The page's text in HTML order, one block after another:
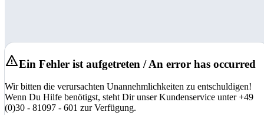
Ein Fehler ist aufgetreten / An error has occurred
Wir bitten die verursachten Unannehmlichkeiten zu entschuldigen!
Wenn Du Hilfe benötigst, steht Dir unser Kundenservice unter +49
(0)30 - 81097 - 601 zur Verfügung.